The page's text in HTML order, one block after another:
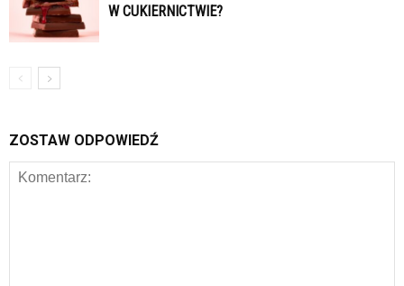
W CUKIERNICTWIE?
ZOSTAW ODPOWIEDŹ